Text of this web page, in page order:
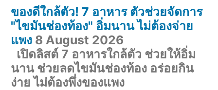
ของดีใกล้ตัว! 7 อาหาร ตัวช่วยจัดการ
"ไขมันช่องท้อง" อิ่มนาน ไม่ต้องจ่าย
แพง 8 August 2026
เปิดลิสต์ 7 อาหารใกล้ตัว ช่วยให้อิ่ม
นาน ช่วยลดไขมันช่องท้อง อร่อยกิน
ง่าย ไม่ต้องพึ่งของแพง